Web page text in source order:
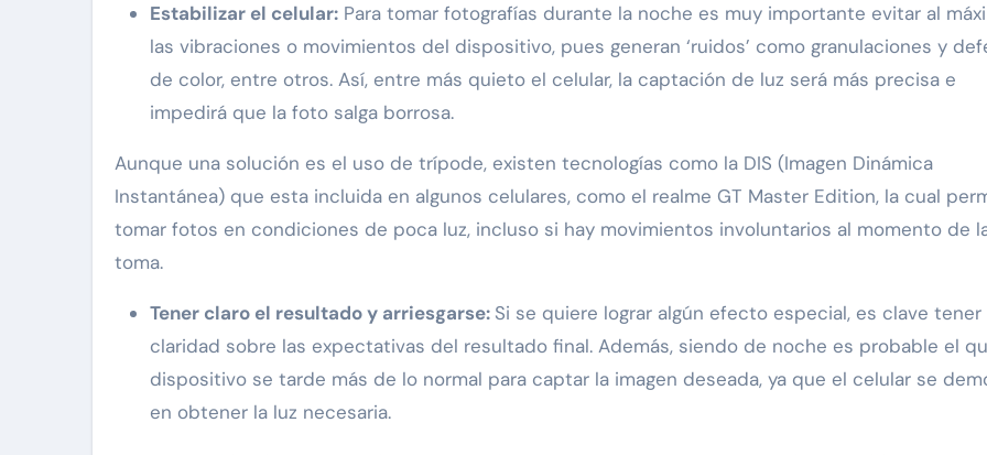
Estabilizar el celular: Para tomar fotografías durante la noche es muy importante evitar al
las vibraciones o movimientos del dispositivo, pues generan ‘ruidos’ como granulaciones y
de color, entre otros. Así, entre más quieto el celular, la captación de luz será más precisa e
impedirá que la foto salga borrosa.
Aunque una solución es el uso de trípode, existen tecnologías como la DIS (Imagen Dinámica
Instantánea) que esta incluida en algunos celulares, como el realme GT Master Edition, la cual
tomar fotos en condiciones de poca luz, incluso si hay movimientos involuntarios al momento de
toma.
Tener claro el resultado y arriesgarse: Si se quiere lograr algún efecto especial, es clave tener
claridad sobre las expectativas del resultado final. Además, siendo de noche es probable el
dispositivo se tarde más de lo normal para captar la imagen deseada, ya que el celular se
en obtener la luz necesaria.